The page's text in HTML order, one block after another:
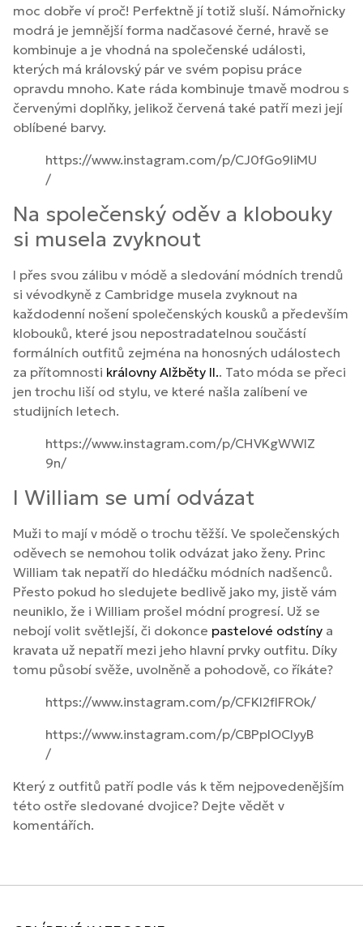
moc dobře ví proč! Perfektně jí totiž sluší. Námořnicky
modrá je jemnější forma nadčasové černé, hravě se
kombinuje a je vhodná na společenské události,
kterých má královský pár ve svém popisu práce
opravdu mnoho. Kate ráda kombinuje tmavě modrou s
červenými doplňky, jelikož červená také patří mezi její
oblíbené barvy.
https://www.instagram.com/p/CJ0fGo9liMU
/
Na společenský oděv a klobouky
si musela zvyknout
I přes svou zálibu v módě a sledování módních trendů
si vévodkyně z Cambridge musela zvyknout na
každodenní nošení společenských kousků a především
klobouků, které jsou nepostradatelnou součástí
formálních outfitů zejména na honosných událostech
za přítomnosti královny Alžběty II.. Tato móda se přeci
jen trochu liší od stylu, ve které našla zalíbení ve
studijních letech.
https://www.instagram.com/p/CHVKgWWlZ
9n/
I William se umí odvázat
Muži to mají v módě o trochu těžší. Ve společenských
oděvech se nemohou tolik odvázat jako ženy. Princ
William tak nepatří do hledáčku módních nadšenců.
Přesto pokud ho sledujete bedlivě jako my, jistě vám
neuniklo, že i William prošel módní progresí. Už se
nebojí volit světlejší, či dokonce pastelové odstíny a
kravata už nepatří mezi jeho hlavní prvky outfitu. Díky
tomu působí svěže, uvolněně a pohodově, co říkáte?
https://www.instagram.com/p/CFKl2fIFROk/
https://www.instagram.com/p/CBPplOClyyB
/
Který z outfitů patří podle vás k těm nejpovedenějším
této ostře sledované dvojice? Dejte vědět v
komentářích.